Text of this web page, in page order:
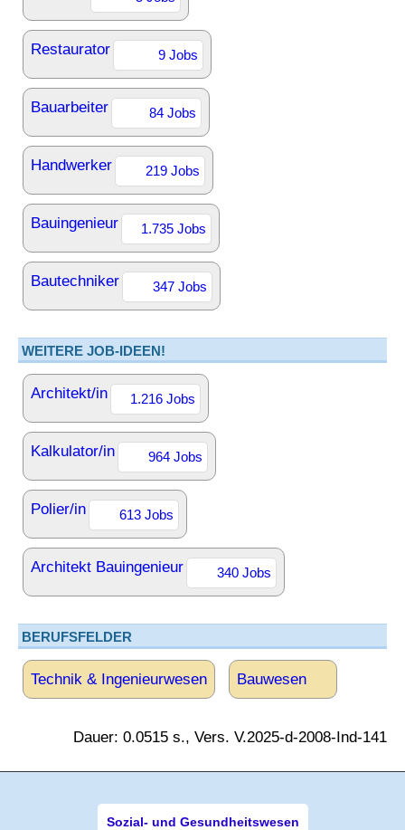
Restaurator 9 Jobs
Bauarbeiter 84 Jobs
Handwerker 219 Jobs
Bauingenieur 1.735 Jobs
Bautechniker 347 Jobs
WEITERE JOB-IDEEN!
Architekt/in 1.216 Jobs
Kalkulator/in 964 Jobs
Polier/in 613 Jobs
Architekt Bauingenieur 340 Jobs
BERUFSFELDER
Technik & Ingenieurwesen Bauwesen
Dauer: 0.0515 s., Vers. V.2025-d-2008-Ind-141
Sozial- und Gesundheitswesen